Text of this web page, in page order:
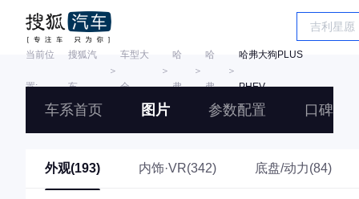
当前位
置:
搜狐汽
车
＞
车型大
全
＞
哈
弗
＞
哈
弗
＞
哈弗大狗PLUS
PHEV
车系首页 图片 参数配置 口碑
外观(193) 内饰·VR(342) 底盘/动力(84)